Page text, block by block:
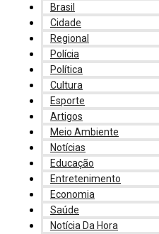
Brasil
Cidade
Regional
Polícia
Política
Cultura
Esporte
Artigos
Meio Ambiente
Notícias
Educação
Entretenimento
Economia
Saúde
Notícia Da Hora